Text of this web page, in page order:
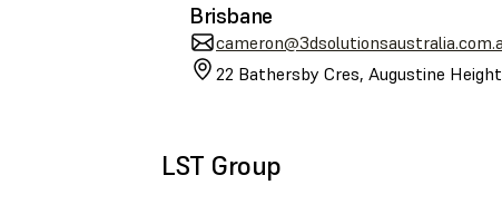
Brisbane
22 Bathersby Cres, Augustine
LST Group